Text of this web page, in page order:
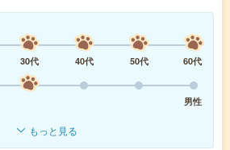
30代 40代 50代
60代
男性
もっと見る